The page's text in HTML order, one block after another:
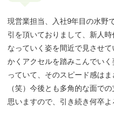
現営業担当、入社9年目の水野
引を頂いておりまして、新人
なっていく姿を間近で見させ
かくアクセルを踏みこんでい
っていて、そのスピード感は
（笑）今後とも多角的な面で
思いますので、引き続き何卒よ